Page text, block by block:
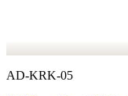
AD-KRK-05